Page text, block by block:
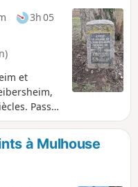
3h 05
et
Passez
deux
deux
sur
de jolis
à Mulhouse